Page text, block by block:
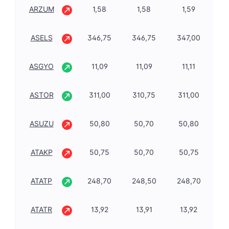
ARZUM 1,58 1,58 1,59
ASELS 346,75 346,75 347,00
ASGYO 11,09 11,09 11,11
ASTOR 311,00 310,75 311,00
ASUZU 50,80 50,70 50,80
ATAKP 50,75 50,70 50,75
ATATP 248,70 248,50 248,70
ATATR 13,92 13,91 13,92